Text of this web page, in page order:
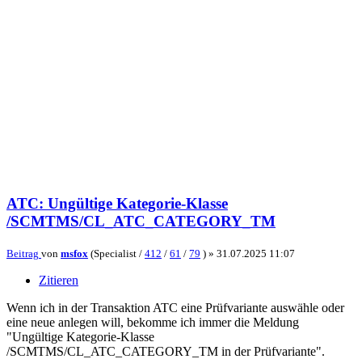
ATC: Ungültige Kategorie-Klasse
/SCMTMS/CL_ATC_CATEGORY_TM
Beitrag von msfox (Specialist / 412 / 61 / 79 ) » 31.07.2025 11:07
Zitieren
Wenn ich in der Transaktion ATC eine Prüfvariante auswähle oder
eine neue anlegen will, bekomme ich immer die Meldung
"Ungültige Kategorie-Klasse
/SCMTMS/CL_ATC_CATEGORY_TM in der Prüfvariante".